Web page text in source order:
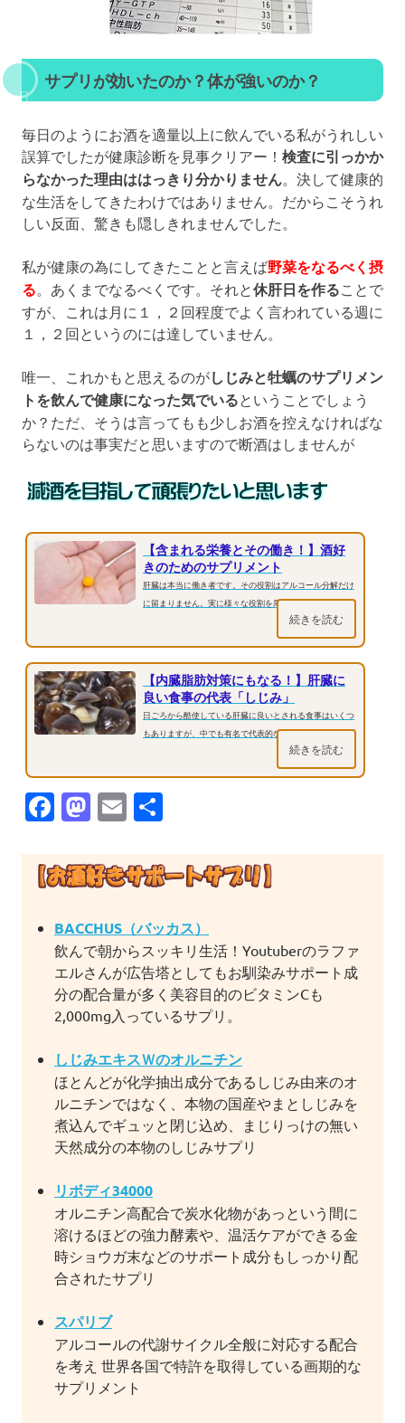
サプリが効いたのか？体が強いのか？
毎日のようにお酒を適量以上に飲んでいる私がうれしい
誤算でしたが健康診断を見事クリアー！ 検査に引っかか
らなかった理由ははっきり分かりません 。決して健康的
な生活をしてきたわけではありません。だからこそうれ
しい反面、驚きも隠しきれませんでした。
私が健康の為にしてきたことと言えば野菜をなるべく摂
る 。あくまでなるべくです。それと休肝日を作る ことで
すが、これは月に１，２回程度でよく言われている週に
１，２回というのには達していません。
唯一、これかもと思えるのがしじみと牡蠣のサプリメン
トを飲んで健康になった気でいる ということでしょう
か？ただ、そうは言ってもも少しお酒を控えなければな
らないのは事実だと思いますので断酒はしませんが
【含まれる栄養とその働き！】酒好
きのためのサプリメント
肝臓は本当に働き者です。その役割はアルコール分解だけ
に留まりません。実に様々な役割を果たしつつ、アルコー
続きを読む
【内臓脂肪対策にもなる！】肝臓に
良い食事の代表「しじみ」
日ごろから酷使している肝臓に良いとされる食事はいくつ
もありますが、中でも有名で代表的な食品と言えば古くか
続きを読む
Facebook
Mastodon
Email
BACCHUS（バッカス）
飲んで朝からスッキリ生活！Youtuberのラファ
エルさんが広告塔としてもお馴染みサポート成
分の配合量が多く美容目的のビタミンCも
2,000mg入っているサプリ。
しじみエキスＷのオルニチン
ほとんどが化学抽出成分であるしじみ由来のオ
ルニチンではなく、本物の国産やまとしじみを
煮込んでギュッと閉じ込め、まじりっけの無い
天然成分の本物のしじみサプリ
リボディ34000
オルニチン高配合で炭水化物があっという間に
溶けるほどの強力酵素や、温活ケアができる金
時ショウガ末などのサポート成分もしっかり配
合されたサプリ
スパリブ
アルコールの代謝サイクル全般に対応する配合
を考え 世界各国で特許を取得している画期的な
サプリメント